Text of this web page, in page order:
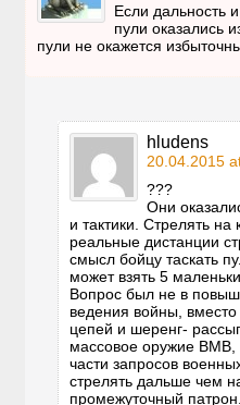
Если дальность
пули оказались
пули не окажется
hludens
20.04.2015
???
Они
и тактики. Стрелять
реальные дистанции
смысл бойцу таскать
может взять 5
Вопрос был не в
ведения войны,
цепей и шеренг-
массовое оружие ВМВ,
части запросов
стрелять дальше чем
промежуточный